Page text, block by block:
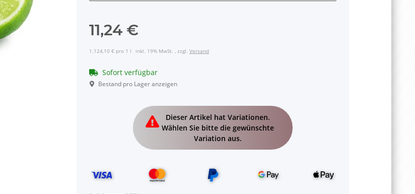
11,24 €
1.124,10 € pro 1 l inkl. 19% MwSt. , zzgl. Versand
Sofort verfügbar
Bestand pro Lager anzeigen
x
Dieser Artikel hat Variationen.
Wählen Sie bitte die gewünschte
Variation aus.